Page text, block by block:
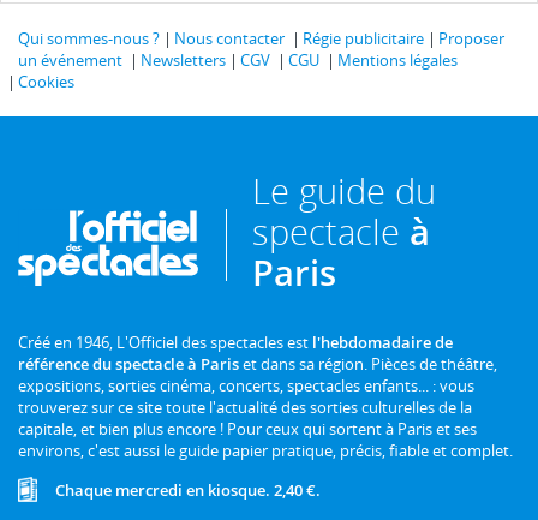
Qui sommes-nous ? Nous contacter Régie publicitaire
Proposer
un événement
Newsletters CGV CGU
Mentions légales
Cookies
Le guide du
spectacle à
Paris
Créé en 1946, L'Officiel des spectacles est l'hebdomadaire de
référence du spectacle à Pariset dans sa région. Pièces de théâtre,
expositions, sorties cinéma, concerts, spectacles enfants... : vous
trouverez sur ce site toute l'actualité des sorties culturelles de la
capitale, et bien plus encore ! Pour ceux qui sortent à Paris et ses
environs, c'est aussi le guide papier pratique, précis, fiable et complet.
Chaque mercredi en kiosque. 2,40 €.